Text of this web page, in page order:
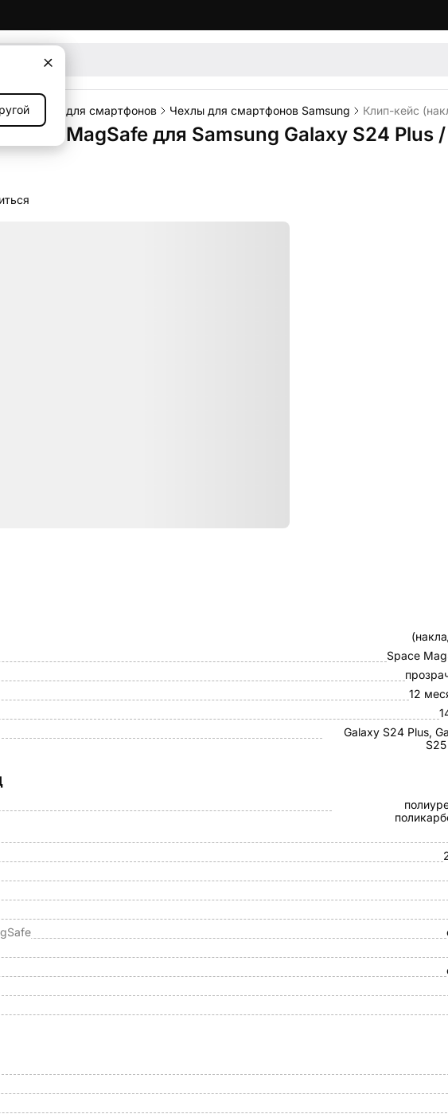
Чехлы для смартфонов Чехлы для смартфонов Samsung Клип-кейс
MagSafe для Samsung Galaxy S24 Plus
Space
12
Galaxy S24 Plus,